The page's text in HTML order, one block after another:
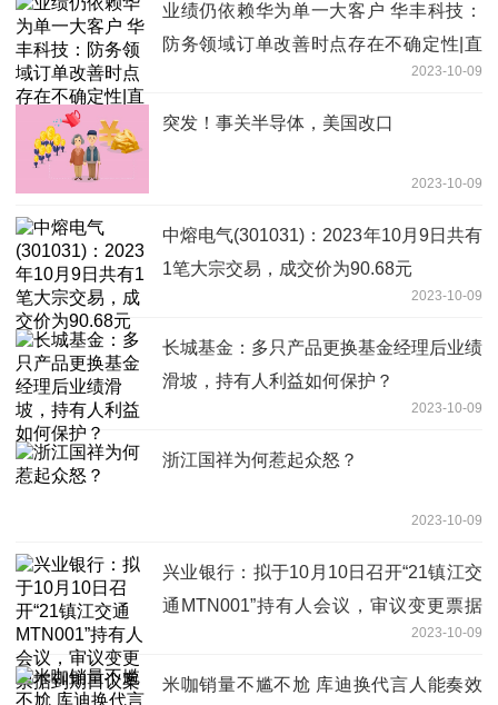
业绩仍依赖华为单一大客户 华丰科技：
防务领域订单改善时点存在不确定性|直
2023-10-09
突发！事关半导体，美国改口
2023-10-09
中熔电气(301031)：2023年10月9日共有
1笔大宗交易，成交价为90.68元
2023-10-09
长城基金：多只产品更换基金经理后业绩
滑坡，持有人利益如何保护？
2023-10-09
浙江国祥为何惹起众怒？
2023-10-09
兴业银行：拟于10月10日召开“21镇江交
通MTN001”持有人会议，审议变更票据
2023-10-09
米咖销量不尴不尬 库迪换代言人能奏效